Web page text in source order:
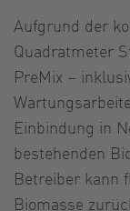
Aufgrund der
Quadratmeter
PreMix –
Einbindung in
bestehenden
Betreiber kann
Biomasse